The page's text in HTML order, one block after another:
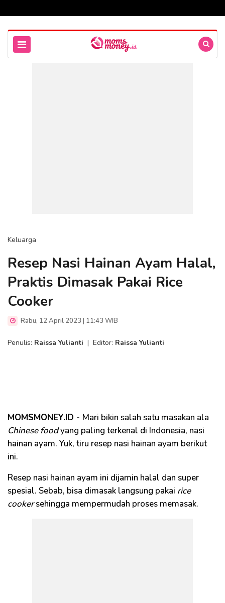
Keluarga
Resep Nasi Hainan Ayam Halal,
Praktis Dimasak Pakai Rice
Cooker
Rabu, 12 April 2023 | 11:43 WIB
Penulis: Raissa Yulianti | Editor: Raissa Yulianti
MOMSMONEY.ID - Mari bikin salah satu masakan ala
Chinese foodyang paling terkenal di Indonesia, nasi
hainan ayam. Yuk, tiru resep nasi hainan ayam berikut
ini.
Resep nasi hainan ayam ini dijamin halal dan super
spesial. Sebab, bisa dimasak langsung pakai rice
cookersehingga mempermudah proses memasak.